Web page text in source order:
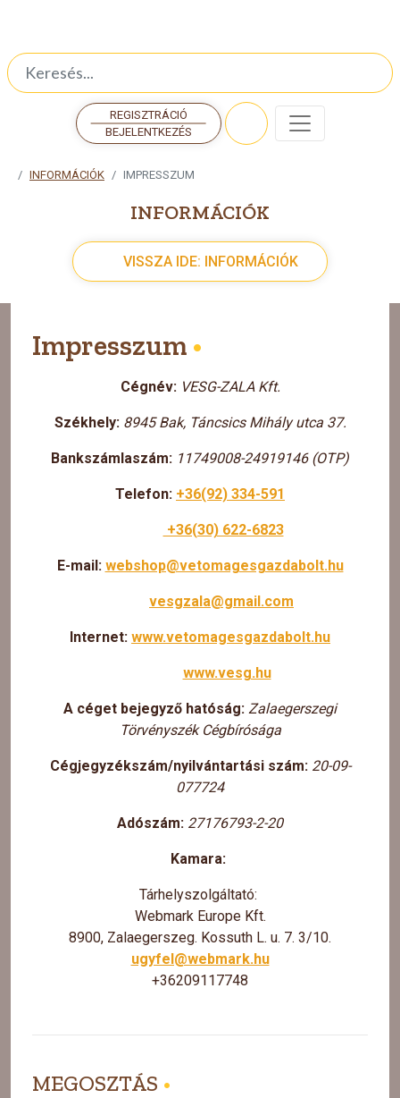
REGISZTRÁCIÓ
BEJELENTKEZÉS
INFORMÁCIÓK IMPRESSZUM
INFORMÁCIÓK
VISSZA IDE: INFORMÁCIÓK
Impresszum •
Cégnév: VESG-ZALA Kft.
Székhely: 8945 Bak, Táncsics Mihály utca 37.
Bankszámlaszám: 11749008-24919146 (OTP)
Telefon: +36(92) 334-591
+36(30) 622-6823
E-mail: webshop@vetomagesgazdabolt.hu
vesgzala@gmail.com
Internet: www.vetomagesgazdabolt.hu
www.vesg.hu
A céget bejegyző hatóság: Zalaegerszegi
Törvényszék Cégbírósága
Cégjegyzékszám/nyilvántartási szám: 20-09-
077724
Adószám: 27176793-2-20
Kamara:
Tárhelyszolgáltató:
Webmark Europe Kft.
8900, Zalaegerszeg. Kossuth L. u. 7. 3/10.
ugyfel@webmark.hu
+36209117748
MEGOSZTÁS •